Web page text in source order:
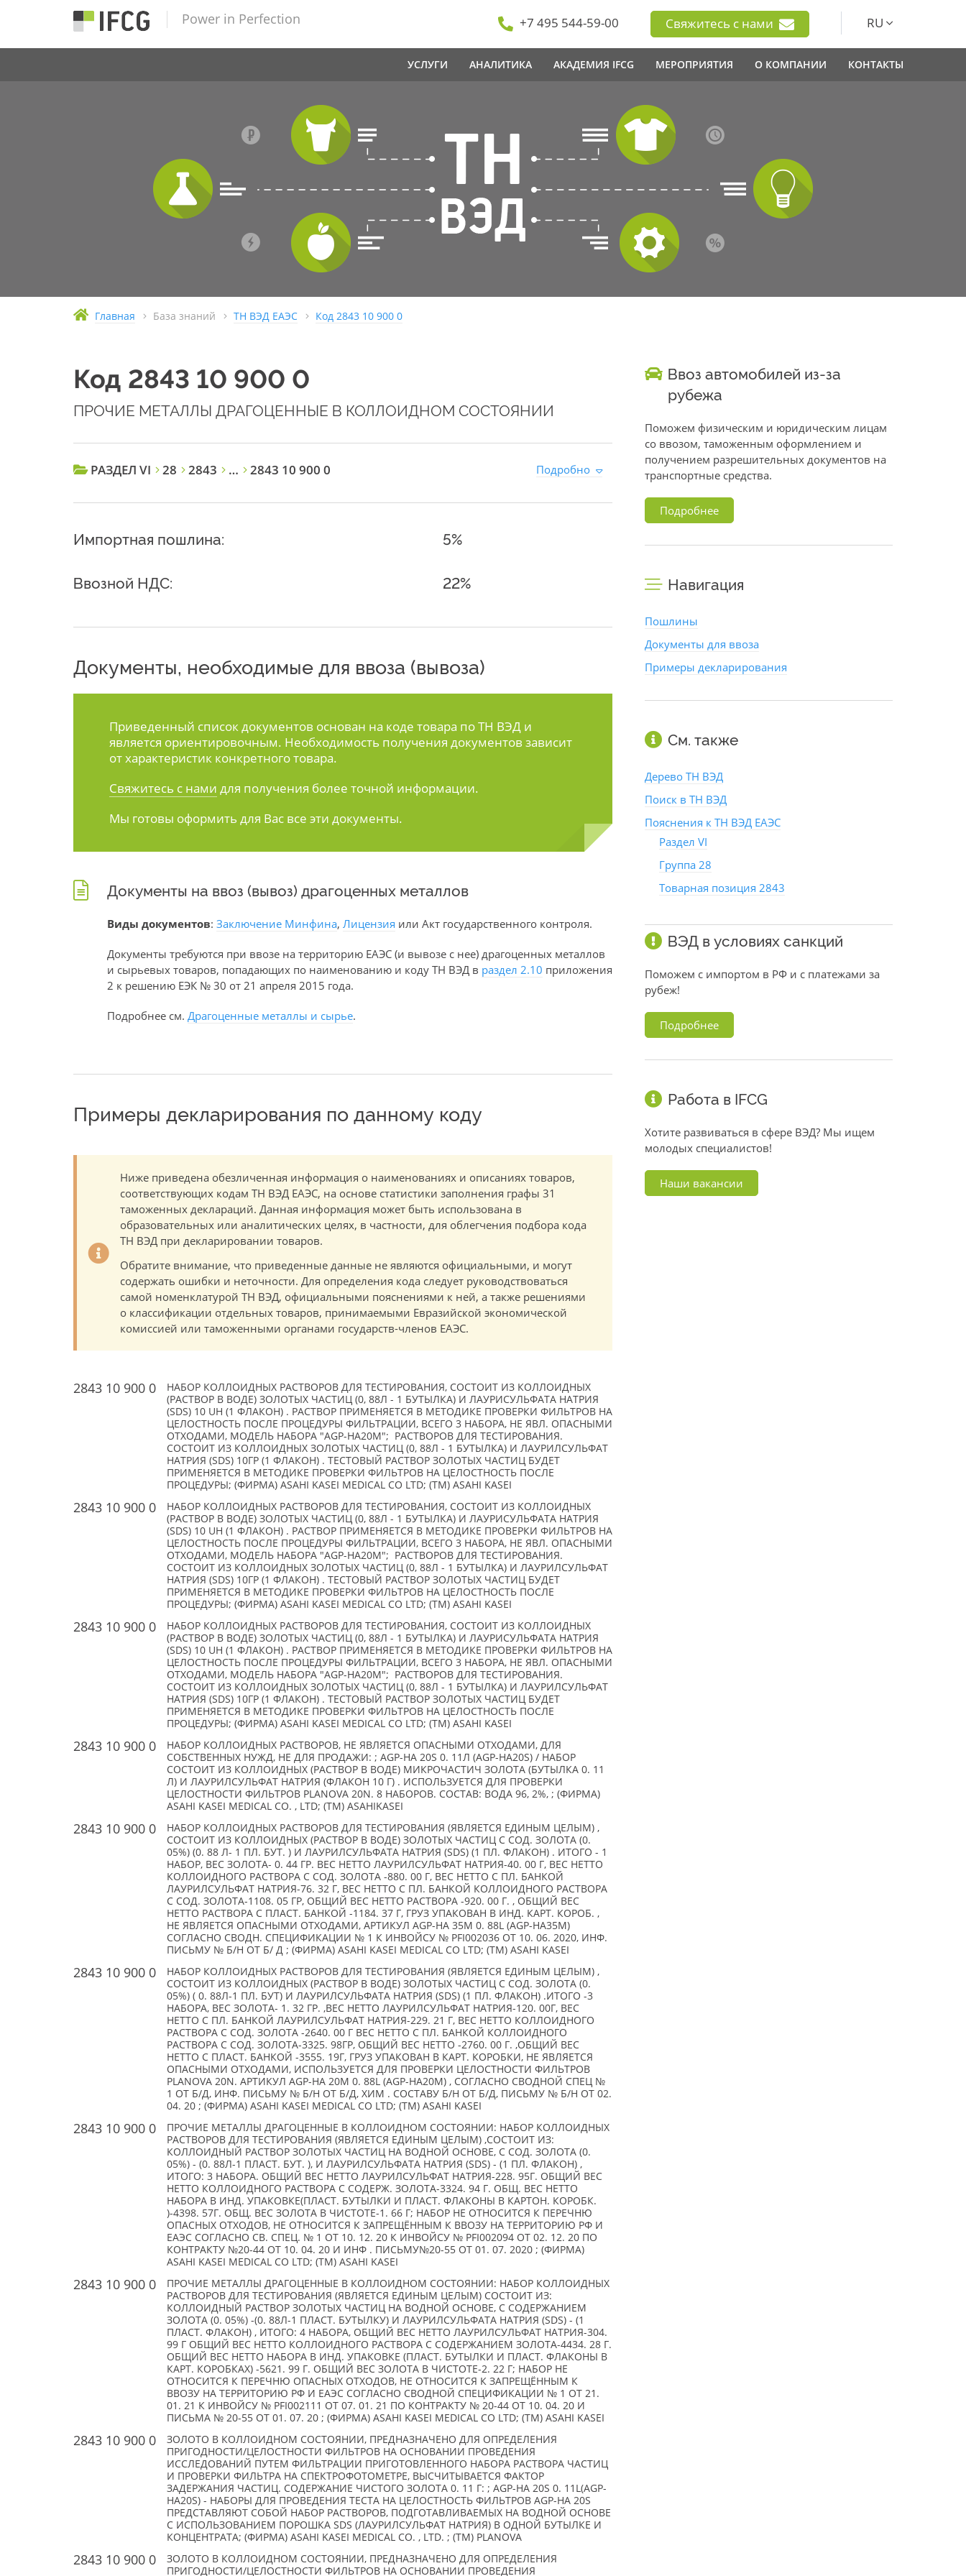
Power in Perfection +7 495 544-59-00 Свяжитесь с нами RU
УСЛУГИ АНАЛИТИКА АКАДЕМИЯ IFCG МЕРОПРИЯТИЯ О КОМПАНИИ КОНТАКТЫ
Главная База знаний ТН ВЭД ЕАЭС Код 2843 10 900 0
Код 2843 10 900 0
ПРОЧИЕ МЕТАЛЛЫ ДРАГОЦЕННЫЕ В КОЛЛОИДНОМ СОСТОЯНИИ
РАЗДЕЛ VI 28 2843 … 2843 10 900 0 Подробно
Импортная пошлина: 5%
Ввозной НДС: 22%
Документы, необходимые для ввоза (вывоза)
Приведенный список документов основан на коде товара по ТН ВЭД и
является ориентировочным. Необходимость получения документов зависит
от характеристик конкретного товара.
Свяжитесь с нами для получения более точной информации.
Мы готовы оформить для Вас все эти документы.
Документы на ввоз (вывоз) драгоценных металлов
Виды документов: Заключение Минфина, Лицензия или Акт государственного контроля.
Документы требуются при ввозе на территорию ЕАЭС (и вывозе с нее) драгоценных металлов
и сырьевых товаров, попадающих по наименованию и коду ТН ВЭД в раздел 2.10 приложения
2 к решению ЕЭК № 30 от 21 апреля 2015 года.
Подробнее см. Драгоценные металлы и сырье.
Примеры декларирования по данному коду
Ниже приведена обезличенная информация о наименованиях и описаниях товаров,
соответствующих кодам ТН ВЭД ЕАЭС, на основе статистики заполнения графы 31
таможенных деклараций. Данная информация может быть использована в
образовательных или аналитических целях, в частности, для облегчения подбора кода
ТН ВЭД при декларировании товаров.
Обратите внимание, что приведенные данные не являются официальными, и могут
содержать ошибки и неточности. Для определения кода следует руководствоваться
самой номенклатурой ТН ВЭД, официальными пояснениями к ней, а также решениями
о классификации отдельных товаров, принимаемыми Евразийской экономической
комиссией или таможенными органами государств-членов ЕАЭС.
2843 10 900 0
НАБОР КОЛЛОИДНЫХ РАСТВОРОВ ДЛЯ ТЕСТИРОВАНИЯ, СОСТОИТ ИЗ КОЛЛОИДНЫХ
(РАСТВОР В ВОДЕ) ЗОЛОТЫХ ЧАСТИЦ (0, 88Л - 1 БУТЫЛКА) И ЛАУРИСУЛЬФАТА НАТРИЯ
(SDS) 10 UH (1 ФЛАКОН) . РАСТВОР ПРИМЕНЯЕТСЯ В МЕТОДИКЕ ПРОВЕРКИ ФИЛЬТРОВ НА
ЦЕЛОСТНОСТЬ ПОСЛЕ ПРОЦЕДУРЫ ФИЛЬТРАЦИИ, ВСЕГО 3 НАБОРА, НЕ ЯВЛ. ОПАСНЫМИ
ОТХОДАМИ, МОДЕЛЬ НАБОРА "AGP-HA20M"; РАСТВОРОВ ДЛЯ ТЕСТИРОВАНИЯ.
СОСТОИТ ИЗ КОЛЛОИДНЫХ ЗОЛОТЫХ ЧАСТИЦ (0, 88Л - 1 БУТЫЛКА) И ЛАУРИЛСУЛЬФАТ
НАТРИЯ (SDS) 10ГР (1 ФЛАКОН) . ТЕСТОВЫЙ РАСТВОР ЗОЛОТЫХ ЧАСТИЦ БУДЕТ
ПРИМЕНЯЕТСЯ В МЕТОДИКЕ ПРОВЕРКИ ФИЛЬТРОВ НА ЦЕЛОСТНОСТЬ ПОСЛЕ
ПРОЦЕДУРЫ; (ФИРМА) ASAHI KASEI MEDICAL CO LTD; (TM) ASAHI KASEI
2843 10 900 0
НАБОР КОЛЛОИДНЫХ РАСТВОРОВ ДЛЯ ТЕСТИРОВАНИЯ, СОСТОИТ ИЗ КОЛЛОИДНЫХ
(РАСТВОР В ВОДЕ) ЗОЛОТЫХ ЧАСТИЦ (0, 88Л - 1 БУТЫЛКА) И ЛАУРИСУЛЬФАТА НАТРИЯ
(SDS) 10 UH (1 ФЛАКОН) . РАСТВОР ПРИМЕНЯЕТСЯ В МЕТОДИКЕ ПРОВЕРКИ ФИЛЬТРОВ НА
ЦЕЛОСТНОСТЬ ПОСЛЕ ПРОЦЕДУРЫ ФИЛЬТРАЦИИ, ВСЕГО 3 НАБОРА, НЕ ЯВЛ. ОПАСНЫМИ
ОТХОДАМИ, МОДЕЛЬ НАБОРА "AGP-HA20M"; РАСТВОРОВ ДЛЯ ТЕСТИРОВАНИЯ.
СОСТОИТ ИЗ КОЛЛОИДНЫХ ЗОЛОТЫХ ЧАСТИЦ (0, 88Л - 1 БУТЫЛКА) И ЛАУРИЛСУЛЬФАТ
НАТРИЯ (SDS) 10ГР (1 ФЛАКОН) . ТЕСТОВЫЙ РАСТВОР ЗОЛОТЫХ ЧАСТИЦ БУДЕТ
ПРИМЕНЯЕТСЯ В МЕТОДИКЕ ПРОВЕРКИ ФИЛЬТРОВ НА ЦЕЛОСТНОСТЬ ПОСЛЕ
ПРОЦЕДУРЫ; (ФИРМА) ASAHI KASEI MEDICAL CO LTD; (TM) ASAHI KASEI
2843 10 900 0
НАБОР КОЛЛОИДНЫХ РАСТВОРОВ ДЛЯ ТЕСТИРОВАНИЯ, СОСТОИТ ИЗ КОЛЛОИДНЫХ
(РАСТВОР В ВОДЕ) ЗОЛОТЫХ ЧАСТИЦ (0, 88Л - 1 БУТЫЛКА) И ЛАУРИСУЛЬФАТА НАТРИЯ
(SDS) 10 UH (1 ФЛАКОН) . РАСТВОР ПРИМЕНЯЕТСЯ В МЕТОДИКЕ ПРОВЕРКИ ФИЛЬТРОВ НА
ЦЕЛОСТНОСТЬ ПОСЛЕ ПРОЦЕДУРЫ ФИЛЬТРАЦИИ, ВСЕГО 3 НАБОРА, НЕ ЯВЛ. ОПАСНЫМИ
ОТХОДАМИ, МОДЕЛЬ НАБОРА "AGP-HA20M"; РАСТВОРОВ ДЛЯ ТЕСТИРОВАНИЯ.
СОСТОИТ ИЗ КОЛЛОИДНЫХ ЗОЛОТЫХ ЧАСТИЦ (0, 88Л - 1 БУТЫЛКА) И ЛАУРИЛСУЛЬФАТ
НАТРИЯ (SDS) 10ГР (1 ФЛАКОН) . ТЕСТОВЫЙ РАСТВОР ЗОЛОТЫХ ЧАСТИЦ БУДЕТ
ПРИМЕНЯЕТСЯ В МЕТОДИКЕ ПРОВЕРКИ ФИЛЬТРОВ НА ЦЕЛОСТНОСТЬ ПОСЛЕ
ПРОЦЕДУРЫ; (ФИРМА) ASAHI KASEI MEDICAL CO LTD; (TM) ASAHI KASEI
2843 10 900 0
НАБОР КОЛЛОИДНЫХ РАСТВОРОВ, НЕ ЯВЛЯЕТСЯ ОПАСНЫМИ ОТХОДАМИ, ДЛЯ
СОБСТВЕННЫХ НУЖД, НЕ ДЛЯ ПРОДАЖИ: ; AGP-HA 20S 0. 11Л (AGP-HA20S) / НАБОР
СОСТОИТ ИЗ КОЛЛОИДНЫХ (РАСТВОР В ВОДЕ) МИКРОЧАСТИЧ ЗОЛОТА (БУТЫЛКА 0. 11
Л) И ЛАУРИЛСУЛЬФАТ НАТРИЯ (ФЛАКОН 10 Г) . ИСПОЛЬЗУЕТСЯ ДЛЯ ПРОВЕРКИ
ЦЕЛОСТНОСТИ ФИЛЬТРОВ PLANOVA 20N. 8 НАБОРОВ. СОСТАВ: ВОДА 96, 2%, ; (ФИРМА)
ASAHI KASEI MEDICAL CO. , LTD; (TM) ASAHIKASEI
2843 10 900 0
НАБОР КОЛЛОИДНЫХ РАСТВОРОВ ДЛЯ ТЕСТИРОВАНИЯ (ЯВЛЯЕТСЯ ЕДИНЫМ ЦЕЛЫМ) ,
СОСТОИТ ИЗ КОЛЛОИДНЫХ (РАСТВОР В ВОДЕ) ЗОЛОТЫХ ЧАСТИЦ С СОД. ЗОЛОТА (0.
05%) (0. 88 Л- 1 ПЛ. БУТ. ) И ЛАУРИЛСУЛЬФАТА НАТРИЯ (SDS) (1 ПЛ. ФЛАКОН) . ИТОГО - 1
НАБОР, ВЕС ЗОЛОТА- 0. 44 ГР. ВЕС НЕТТО ЛАУРИЛСУЛЬФАТ НАТРИЯ-40. 00 Г, ВЕС НЕТТО
КОЛЛОИДНОГО РАСТВОРА С СОД. ЗОЛОТА -880. 00 Г, ВЕС НЕТТО С ПЛ. БАНКОЙ
ЛАУРИЛСУЛЬФАТ НАТРИЯ-76. 32 Г, ВЕС НЕТТО С ПЛ. БАНКОЙ КОЛЛОИДНОГО РАСТВОРА
С СОД. ЗОЛОТА-1108. 05 ГР, ОБЩИЙ ВЕС НЕТТО РАСТВОРА -920. 00 Г. , ОБЩИЙ ВЕС
НЕТТО РАСТВОРА С ПЛАСТ. БАНКОЙ -1184. 37 Г, ГРУЗ УПАКОВАН В ИНД. КАРТ. КОРОБ. ,
НЕ ЯВЛЯЕТСЯ ОПАСНЫМИ ОТХОДАМИ, АРТИКУЛ AGP-HA 35M 0. 88L (AGP-HA35M)
СОГЛАСНО СВОДН. СПЕЦИФИКАЦИИ № 1 К ИНВОЙСУ № PFI002036 ОТ 10. 06. 2020, ИНФ.
ПИСЬМУ № Б/Н ОТ Б/ Д ; (ФИРМА) ASAHI KASEI MEDICAL CO LTD; (TM) ASAHI KASEI
2843 10 900 0
НАБОР КОЛЛОИДНЫХ РАСТВОРОВ ДЛЯ ТЕСТИРОВАНИЯ (ЯВЛЯЕТСЯ ЕДИНЫМ ЦЕЛЫМ) ,
СОСТОИТ ИЗ КОЛЛОИДНЫХ (РАСТВОР В ВОДЕ) ЗОЛОТЫХ ЧАСТИЦ С СОД. ЗОЛОТА (0.
05%) ( 0. 88Л-1 ПЛ. БУТ) И ЛАУРИЛСУЛЬФАТА НАТРИЯ (SDS) (1 ПЛ. ФЛАКОН) .ИТОГО -3
НАБОРА, ВЕС ЗОЛОТА- 1. 32 ГР. ,ВЕС НЕТТО ЛАУРИЛСУЛЬФАТ НАТРИЯ-120. 00Г, ВЕС
НЕТТО С ПЛ. БАНКОЙ ЛАУРИЛСУЛЬФАТ НАТРИЯ-229. 21 Г, ВЕС НЕТТО КОЛЛОИДНОГО
РАСТВОРА С СОД. ЗОЛОТА -2640. 00 Г ВЕС НЕТТО С ПЛ. БАНКОЙ КОЛЛОИДНОГО
РАСТВОРА С СОД. ЗОЛОТА-3325. 98ГР, ОБЩИЙ ВЕС НЕТТО -2760. 00 Г. ,ОБЩИЙ ВЕС
НЕТТО С ПЛАСТ. БАНКОЙ -3555. 19Г, ГРУЗ УПАКОВАН В КАРТ. КОРОБКИ, НЕ ЯВЛЯЕТСЯ
ОПАСНЫМИ ОТХОДАМИ, ИСПОЛЬЗУЕТСЯ ДЛЯ ПРОВЕРКИ ЦЕЛОСТНОСТИ ФИЛЬТРОВ
PLANOVA 20N. АРТИКУЛ AGP-HA 20M 0. 88L (AGP-HA20M) , СОГЛАСНО СВОДНОЙ СПЕЦ №
1 ОТ Б/Д, ИНФ. ПИСЬМУ № Б/Н ОТ Б/Д, ХИМ . СОСТАВУ Б/Н ОТ Б/Д, ПИСЬМУ № Б/Н ОТ 02.
04. 20 ; (ФИРМА) ASAHI KASEI MEDICAL CO LTD; (TM) ASAHI KASEI
2843 10 900 0
ПРОЧИЕ МЕТАЛЛЫ ДРАГОЦЕННЫЕ В КОЛЛОИДНОМ СОСТОЯНИИ: НАБОР КОЛЛОИДНЫХ
РАСТВОРОВ ДЛЯ ТЕСТИРОВАНИЯ (ЯВЛЯЕТСЯ ЕДИНЫМ ЦЕЛЫМ) ,СОСТОИТ ИЗ:
КОЛЛОИДНЫЙ РАСТВОР ЗОЛОТЫХ ЧАСТИЦ НА ВОДНОЙ ОСНОВЕ, С СОД. ЗОЛОТА (0.
05%) - (0. 88Л-1 ПЛАСТ. БУТ. ), И ЛАУРИЛСУЛЬФАТА НАТРИЯ (SDS) - (1 ПЛ. ФЛАКОН) ,
ИТОГО: 3 НАБОРА. ОБЩИЙ ВЕС НЕТТО ЛАУРИЛСУЛЬФАТ НАТРИЯ-228. 95Г. ОБЩИЙ ВЕС
НЕТТО КОЛЛОИДНОГО РАСТВОРА С СОДЕРЖ. ЗОЛОТА-3324. 94 Г. ОБЩ. ВЕС НЕТТО
НАБОРА В ИНД. УПАКОВКЕ(ПЛАСТ. БУТЫЛКИ И ПЛАСТ. ФЛАКОНЫ В КАРТОН. КОРОБК.
)-4398. 57Г. ОБЩ. ВЕС ЗОЛОТА В ЧИСТОТЕ-1. 66 Г; НАБОР НЕ ОТНОСИТСЯ К ПЕРЕЧНЮ
ОПАСНЫХ ОТХОДОВ, НЕ ОТНОСИТСЯ К ЗАПРЕЩЁННЫМ К ВВОЗУ НА ТЕРРИТОРИЮ РФ И
ЕАЭС СОГЛАСНО СВ. СПЕЦ. № 1 ОТ 10. 12. 20 К ИНВОЙСУ № PFI002094 ОТ 02. 12. 20 ПО
КОНТРАКТУ №20-44 ОТ 10. 04. 20 И ИНФ . ПИСЬМУ№20-55 ОТ 01. 07. 2020 ; (ФИРМА)
ASAHI KASEI MEDICAL CO LTD; (TM) ASAHI KASEI
2843 10 900 0
ПРОЧИЕ МЕТАЛЛЫ ДРАГОЦЕННЫЕ В КОЛЛОИДНОМ СОСТОЯНИИ: НАБОР КОЛЛОИДНЫХ
РАСТВОРОВ ДЛЯ ТЕСТИРОВАНИЯ (ЯВЛЯЕТСЯ ЕДИНЫМ ЦЕЛЫМ) СОСТОИТ ИЗ:
КОЛЛОИДНЫЙ РАСТВОР ЗОЛОТЫХ ЧАСТИЦ НА ВОДНОЙ ОСНОВЕ, С СОДЕРЖАНИЕМ
ЗОЛОТА (0. 05%) -(0. 88Л-1 ПЛАСТ. БУТЫЛКУ) И ЛАУРИЛСУЛЬФАТА НАТРИЯ (SDS) - (1
ПЛАСТ. ФЛАКОН) , ИТОГО: 4 НАБОРА, ОБЩИЙ ВЕС НЕТТО ЛАУРИЛСУЛЬФАТ НАТРИЯ-304.
99 Г ОБЩИЙ ВЕС НЕТТО КОЛЛОИДНОГО РАСТВОРА С СОДЕРЖАНИЕМ ЗОЛОТА-4434. 28 Г.
ОБЩИЙ ВЕС НЕТТО НАБОРА В ИНД. УПАКОВКЕ (ПЛАСТ. БУТЫЛКИ И ПЛАСТ. ФЛАКОНЫ В
КАРТ. КОРОБКАХ) -5621. 99 Г. ОБЩИЙ ВЕС ЗОЛОТА В ЧИСТОТЕ-2. 22 Г; НАБОР НЕ
ОТНОСИТСЯ К ПЕРЕЧНЮ ОПАСНЫХ ОТХОДОВ, НЕ ОТНОСИТСЯ К ЗАПРЕЩЁННЫМ К
ВВОЗУ НА ТЕРРИТОРИЮ РФ И ЕАЭС СОГЛАСНО СВОДНОЙ СПЕЦИФИКАЦИИ № 1 ОТ 21.
01. 21 К ИНВОЙСУ № PFI002111 ОТ 07. 01. 21 ПО КОНТРАКТУ № 20-44 ОТ 10. 04. 20 И
ПИСЬМА № 20-55 ОТ 01. 07. 20 ; (ФИРМА) ASAHI KASEI MEDICAL CO LTD; (TM) ASAHI KASEI
2843 10 900 0
ЗОЛОТО В КОЛЛОИДНОМ СОСТОЯНИИ, ПРЕДНАЗНАЧЕНО ДЛЯ ОПРЕДЕЛЕНИЯ
ПРИГОДНОСТИ/ЦЕЛОСТНОСТИ ФИЛЬТРОВ НА ОСНОВАНИИ ПРОВЕДЕНИЯ
ИССЛЕДОВАНИЙ ПУТЕМ ФИЛЬТРАЦИИ ПРИГОТОВЛЕННОГО НАБОРА РАСТВОРА ЧАСТИЦ
И ПРОВЕРКИ ФИЛЬТРА НА СПЕКТРОФОТОМЕТРЕ, ВЫСЧИТЫВАЕТСЯ ФАКТОР
ЗАДЕРЖАНИЯ ЧАСТИЦ. СОДЕРЖАНИЕ ЧИСТОГО ЗОЛОТА 0. 11 Г: ; AGP-HA 20S 0. 11L(AGP-
HA20S) - НАБОРЫ ДЛЯ ПРОВЕДЕНИЯ ТЕСТА НА ЦЕЛОСТНОСТЬ ФИЛЬТРОВ AGP-HA 20S
ПРЕДСТАВЛЯЮТ СОБОЙ НАБОР РАСТВОРОВ, ПОДГОТАВЛИВАЕМЫХ НА ВОДНОЙ ОСНОВЕ
С ИСПОЛЬЗОВАНИЕМ ПОРОШКА SDS (ЛАУРИЛСУЛЬФАТ НАТРИЯ) В ОДНОЙ БУТЫЛКЕ И
КОНЦЕНТРАТА; (ФИРМА) ASAHI KASEI MEDICAL CO. , LTD. ; (TM) PLANOVA
2843 10 900 0
ЗОЛОТО В КОЛЛОИДНОМ СОСТОЯНИИ, ПРЕДНАЗНАЧЕНО ДЛЯ ОПРЕДЕЛЕНИЯ
ПРИГОДНОСТИ/ЦЕЛОСТНОСТИ ФИЛЬТРОВ НА ОСНОВАНИИ ПРОВЕДЕНИЯ
Ввоз автомобилей из-за
рубежа
Поможем физическим и юридическим лицам
со ввозом, таможенным оформлением и
получением разрешительных документов на
транспортные средства.
Подробнее
Навигация
Пошлины
Документы для ввоза
Примеры декларирования
См. также
Дерево ТН ВЭД
Поиск в ТН ВЭД
Пояснения к ТН ВЭД ЕАЭС
Раздел VI
Группа 28
Товарная позиция 2843
ВЭД в условиях санкций
Поможем с импортом в РФ и с платежами за
рубеж!
Подробнее
Работа в IFCG
Хотите развиваться в сфере ВЭД? Мы ищем
молодых специалистов!
Наши вакансии